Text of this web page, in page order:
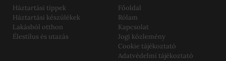
Háztartási tippek
Háztartási készülékek
Lakásból otthon
Élestílus és utazás
Főoldal
Rólam
Kapcsolat
Jogi közlemény
Cookie tájékoztató
Adatvédelmi tájékoztató